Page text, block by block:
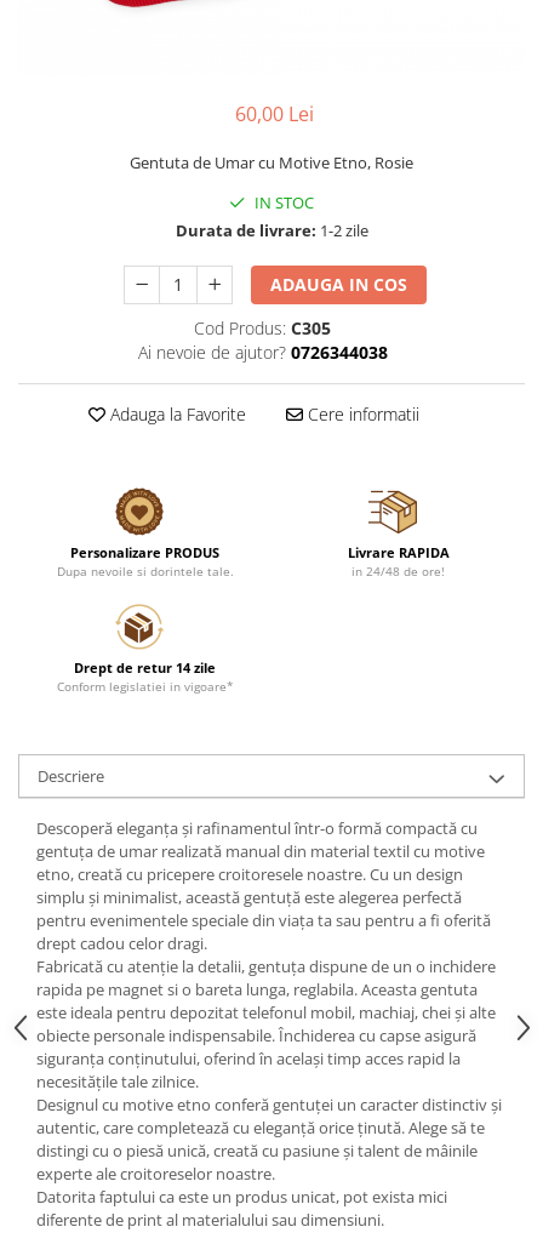
60,00 Lei
Gentuta de Umar cu Motive Etno, Rosie
IN STOC
Durata de livrare: 1-2 zile
ADAUGA IN COS
Cod Produs: C305
Ai nevoie de ajutor? 0726344038
Adauga la Favorite Cere informatii
Personalizare PRODUS
Dupa nevoile si dorintele tale.
Livrare RAPIDA
in 24/48 de ore!
Drept de retur 14 zile
Conform legislatiei in vigoare*
Descriere
Descoperă eleganța și rafinamentul într-o formă compactă cu
gentuța de umar realizată manual din material textil cu motive
etno, creată cu pricepere croitoresele noastre. Cu un design
simplu și minimalist, această gentuță este alegerea perfectă
pentru evenimentele speciale din viața ta sau pentru a fi oferită
drept cadou celor dragi.
Fabricată cu atenție la detalii, gentuța dispune de un o inchidere
rapida pe magnet si o bareta lunga, reglabila. Aceasta gentuta
este ideala pentru depozitat telefonul mobil, machiaj, chei și alte
obiecte personale indispensabile. Închiderea cu capse asigură
siguranța conținutului, oferind în același timp acces rapid la
necesitățile tale zilnice.
Designul cu motive etno conferă gentuței un caracter distinctiv și
autentic, care completează cu eleganță orice ținută. Alege să te
distingi cu o piesă unică, creată cu pasiune și talent de mâinile
experte ale croitoreselor noastre.
Datorita faptului ca este un produs unicat, pot exista mici
diferente de print al materialului sau dimensiuni.